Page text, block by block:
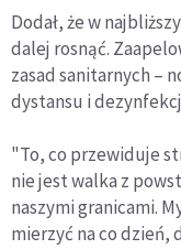
Dodał, że w
dalej rosnąć.
zasad sanitarnych –
dystansu i
"To, co przewiduje
nie jest walka z
naszymi granicami.
mierzyć na co